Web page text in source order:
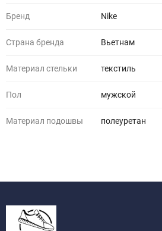
Бренд Nike
Страна бренда Вьетнам
Материал стельки текстиль
Пол мужской
Материал подошвы полеуретан